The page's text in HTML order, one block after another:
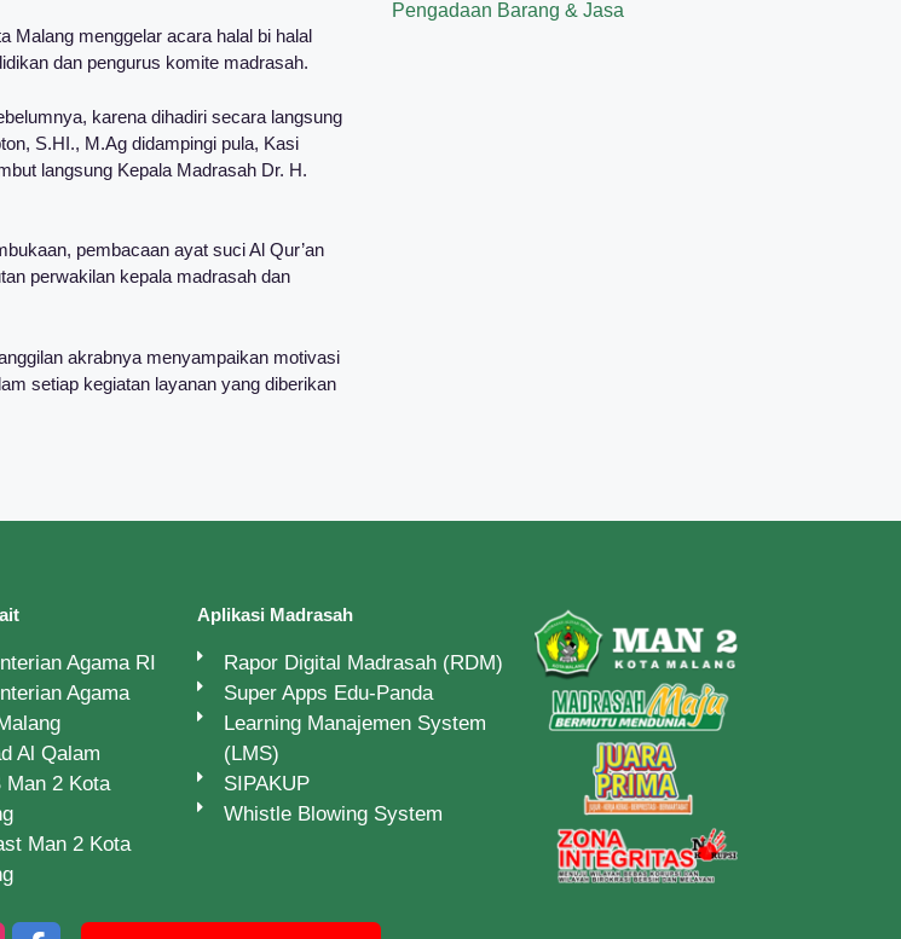
Malang menggelar acara halal bi halal
dan pengurus komite madrasah.
karena dihadiri secara langsung
S.HI., M.Ag didampingi pula, Kasi
langsung Kepala Madrasah Dr. H.
pembacaan ayat suci Al Qur’an
perwakilan kepala madrasah dan
akrabnya menyampaikan motivasi
setiap kegiatan layanan yang diberikan
Pengadaan Barang & Jasa
Agama RI
Agama
Al Qalam
Man 2 Kota
Man 2 Kota
Aplikasi Madrasah
Rapor Digital Madrasah (RDM)
Super Apps Edu-Panda
Learning Manajemen System
(LMS)
SIPAKUP
Whistle Blowing System